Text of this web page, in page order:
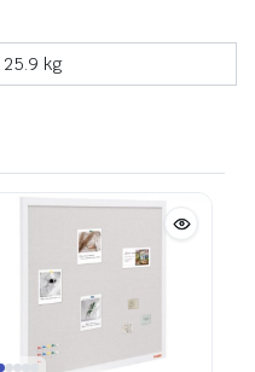
25.9 kg